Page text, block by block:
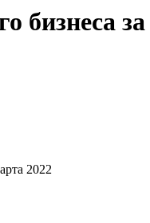
бизнеса
2022